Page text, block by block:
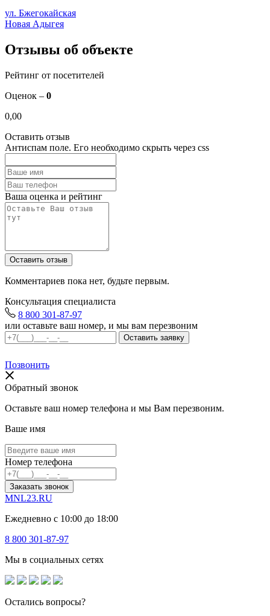
ул. Бжегокайская
Новая Адыгея
Отзывы об объекте
Рейтинг от посетителей
Оценок – 0
0,00
Оставить отзыв
Антиспам поле. Его необходимо скрыть через css
Ваша оценка и рейтинг
Комментариев пока нет, будьте первым.
Консультация специалиста
8 800 301-87-97
или оставьте ваш номер, и мы вам перезвоним
Позвонить
Обратный звонок
Оставьте ваш номер телефона и мы Вам перезвоним.
Ваше имя
Номер телефона
Заказать звонок
MNL23.RU
Ежедневно с 10:00 до 18:00
8 800 301-87-97
Мы в социальных сетях
Остались вопросы?